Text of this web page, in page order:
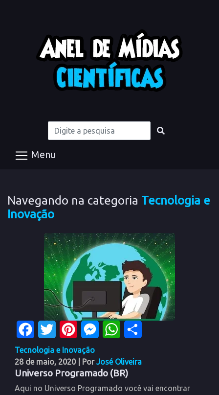
Menu
Navegando na categoria Tecnologia e
Inovação
FacebookTwitter PinterestMessengerWhatsApp
Tecnologia e Inovação
28 de maio, 2020
| PorJosé Oliveira
Universo Programado (BR)
Aqui no Universo Programado você vai encontrar